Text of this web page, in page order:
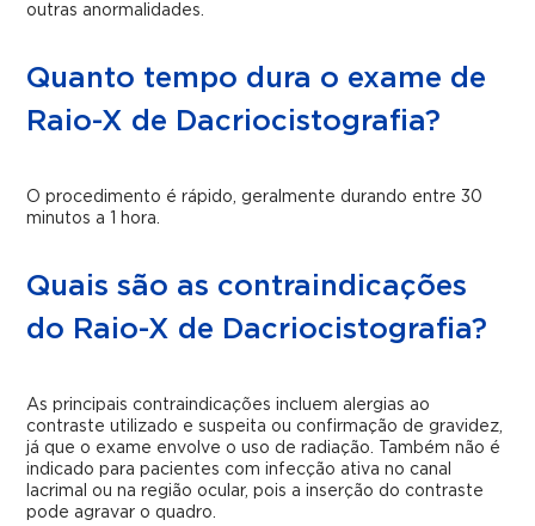
outras anormalidades.
Quanto tempo dura o exame de
Raio-X de Dacriocistografia?
O procedimento é rápido, geralmente durando entre 30
minutos a 1 hora.
Quais são as contraindicações
do Raio-X de Dacriocistografia?
As principais contraindicações incluem alergias ao
contraste utilizado e suspeita ou confirmação de gravidez,
já que o exame envolve o uso de radiação. Também não é
indicado para pacientes com infecção ativa no canal
lacrimal ou na região ocular, pois a inserção do contraste
pode agravar o quadro.